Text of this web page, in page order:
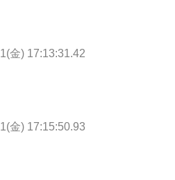
金) 17:13:31.42
金) 17:15:50.93